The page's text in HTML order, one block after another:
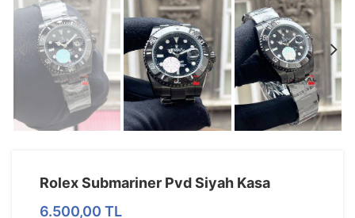
Rolex Submariner Pvd Siyah Kasa
6.500,00 TL